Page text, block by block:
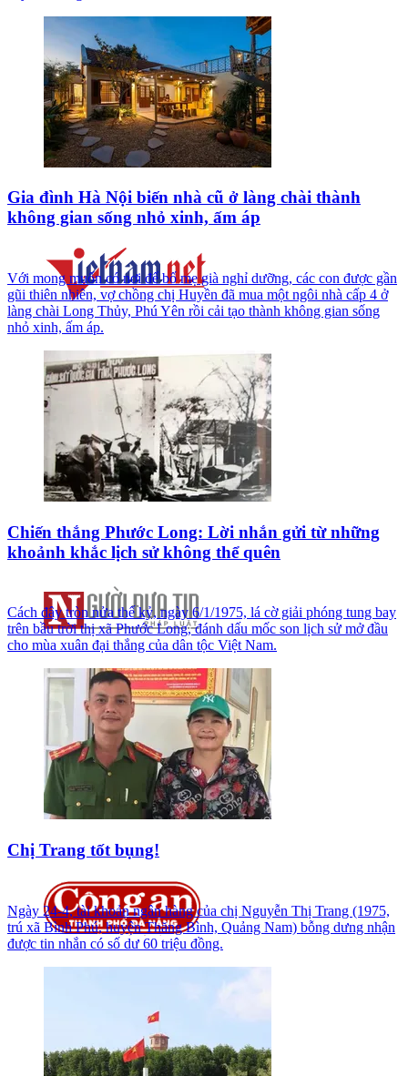
Gia đình Hà Nội biến nhà cũ ở làng chài thành
không gian sống nhỏ xinh, ấm áp
Với mong muốn có nơi để bố mẹ già nghỉ dưỡng, các con được gần
gũi thiên nhiên, vợ chồng chị Huyền đã mua một ngôi nhà cấp 4 ở
làng chài Long Thủy, Phú Yên rồi cải tạo thành không gian sống
nhỏ xinh, ấm áp.
Chiến thắng Phước Long: Lời nhắn gửi từ những
khoảnh khắc lịch sử không thể quên
Cách đây tròn nửa thế kỷ, ngày 6/1/1975, lá cờ giải phóng tung bay
trên bầu trời thị xã Phước Long, đánh dấu mốc son lịch sử mở đầu
cho mùa xuân đại thắng của dân tộc Việt Nam.
Chị Trang tốt bụng!
Ngày 24-4, tài khoản ngân hàng của chị Nguyễn Thị Trang (1975,
trú xã Bình Phú, huyện Thăng Bình, Quảng Nam) bỗng dưng nhận
được tin nhắn có số dư 60 triệu đồng.